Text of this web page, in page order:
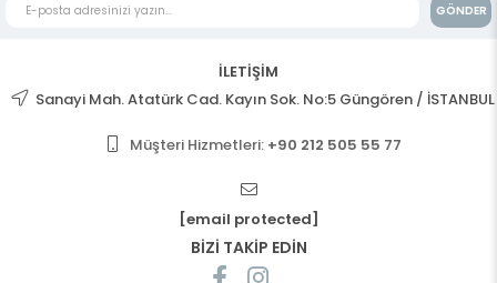
GÖNDER
İLETİŞİM
Sanayi Mah. Atatürk Cad. Kayın Sok. No:5 Güngören / İSTANBUL
Müşteri Hizmetleri: +90 212 505 55 77
[email protected]
BİZİ TAKİP EDİN